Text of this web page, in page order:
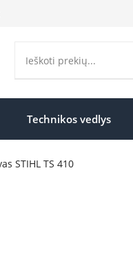
Technikos vedlys
STIHL TS 410